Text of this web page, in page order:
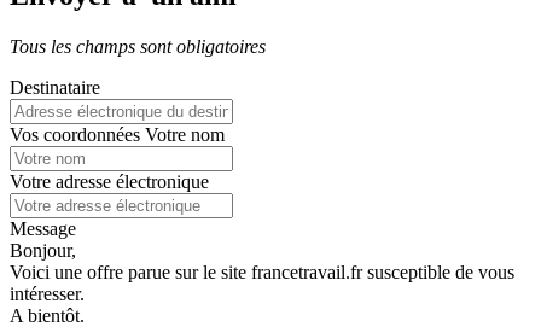
Tous les champs sont obligatoires
Destinataire
Vos coordonnées Votre nom
Votre adresse électronique
Message
Bonjour,
Voici une offre parue sur le site francetravail.fr susceptible de vous
intéresser.
A bientôt.